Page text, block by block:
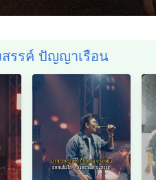
สรรค์ ปัญญาเรือน